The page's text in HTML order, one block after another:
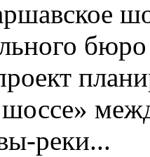
реки...